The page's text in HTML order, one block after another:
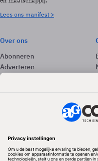
Lees ons manifest >
Over ons
Abonneren
Adverteren
Contact